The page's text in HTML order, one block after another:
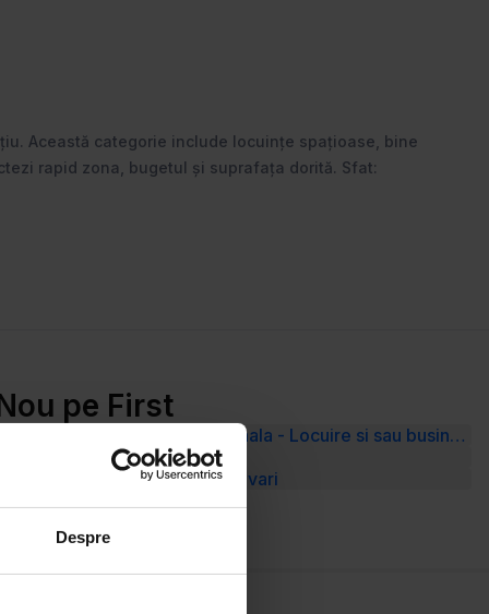
Despre
Această categorie include locuințe spațioase, bine
rapid zona, bugetul și suprafața dorită. Sfat:
pe First
Prel Ghencea Vila multiunctionala - Locuire si sau business
Teren Șelimbăr
Teren Strada Ion Lahovari